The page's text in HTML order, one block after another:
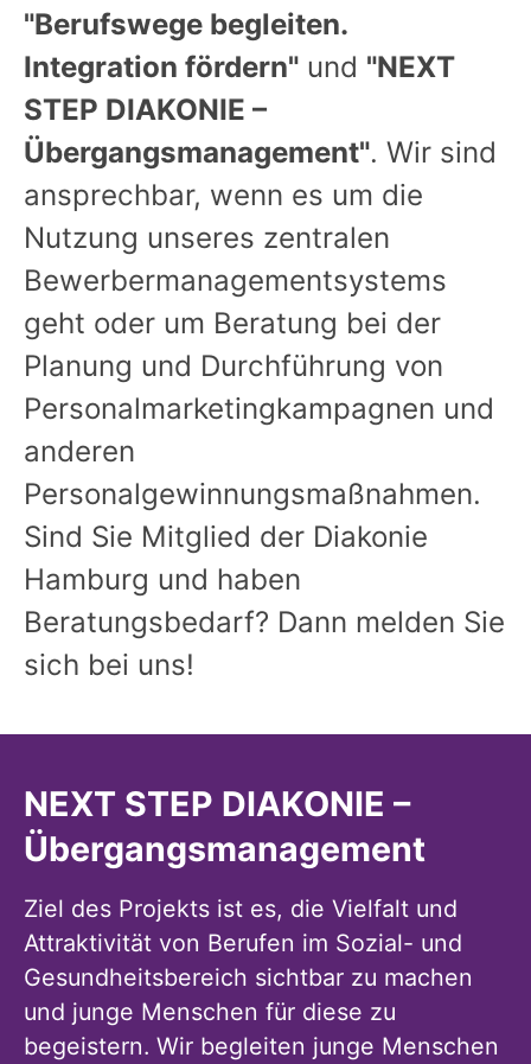
"Berufswege begleiten.
Integration fördern" und "NEXT
STEP DIAKONIE –
Übergangsmanagement". Wir sind
ansprechbar, wenn es um die
Nutzung unseres zentralen
Bewerbermanagementsystems
geht oder um Beratung bei der
Planung und Durchführung von
Personalmarketingkampagnen und
anderen
Personalgewinnungsmaßnahmen.
Sind Sie Mitglied der Diakonie
Hamburg und haben
Beratungsbedarf? Dann melden Sie
sich bei uns!
NEXT STEP DIAKONIE –
Übergangsmanagement
Ziel des Projekts ist es, die Vielfalt und
Attraktivität von Berufen im Sozial- und
Gesundheitsbereich sichtbar zu machen
und junge Menschen für diese zu
begeistern. Wir begleiten junge Menschen